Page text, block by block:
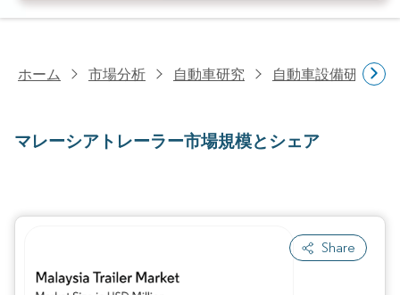
ホーム 市場分析 自動車研究 自動車設備研究
マレーシアトレーラー市場規模とシェア
Share